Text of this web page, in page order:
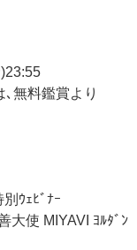
無料鑑賞より
ｳｪﾋﾞﾅｰ
使 MIYAVI ﾖﾙﾀﾞﾝ